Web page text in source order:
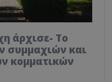
άρχισε- Το
συμμαχιών και
κομματικών